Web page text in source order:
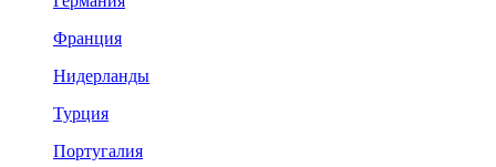
Франция
Нидерланды
Турция
Португалия